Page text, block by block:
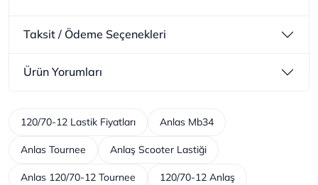
Taksit / Ödeme Seçenekleri
Ürün Yorumları
120/70-12 Lastik Fiyatları Anlas Mb34
Anlas Tournee Anlaş Scooter Lastiği
Anlas 120/70-12 Tournee 120/70-12 Anlaş